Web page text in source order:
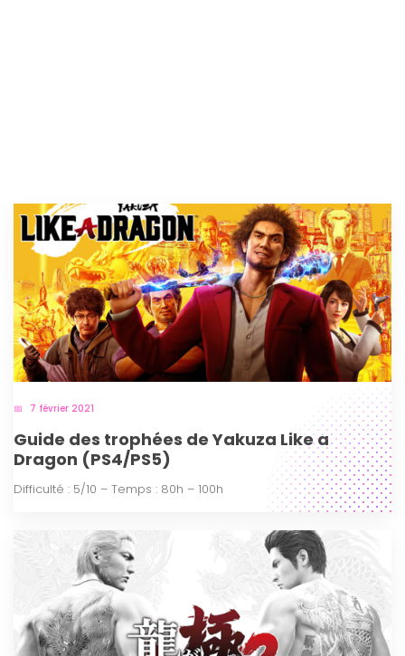
7 février 2021
Guide des trophées de Yakuza Like a
Dragon (PS4/PS5)
Difficulté : 5/10 – Temps : 80h – 100h